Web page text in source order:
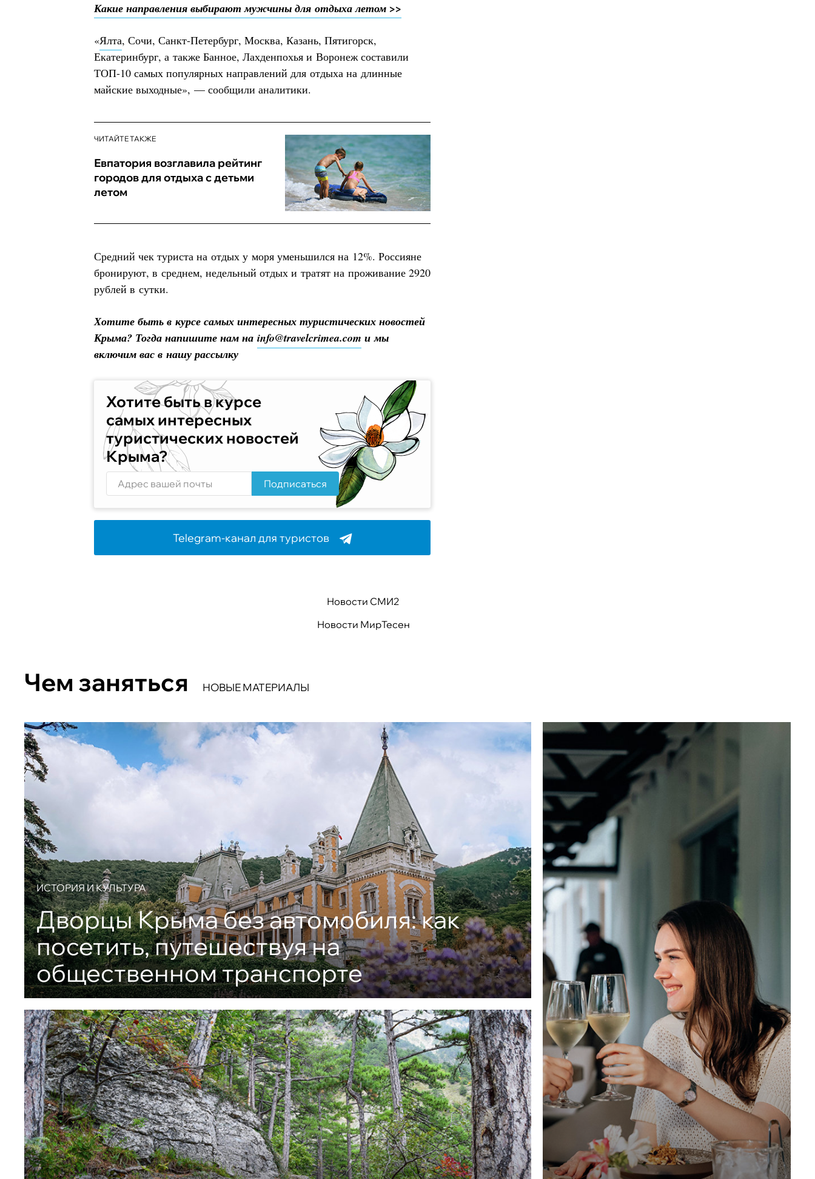
Какие направления выбирают мужчины для отдыха летом >>
«Ялта, Сочи, Санкт-Петербург, Москва, Казань, Пятигорск,
Екатеринбург, а также Банное, Лахденпохья и Воронеж составили
ТОП-10 самых популярных направлений для отдыха на длинные
майские выходные», — сообщили аналитики.
ЧИТАЙТЕ ТАКЖЕ
Евпатория возглавила рейтинг
городов для отдыха с детьми
летом
Средний чек туриста на отдых у моря уменьшился на 12%. Россияне
бронируют, в среднем, недельный отдых и тратят на проживание 2920
рублей в сутки.
Хотите быть в курсе самых интересных туристических новостей
Крыма? Тогда напишите нам на info@travelcrimea.com и мы
включим вас в нашу рассылку
Хотите быть в курсе
самых интересных
туристических новостей
Крыма?
Подписаться
Telegram-канал для туристов
Новости СМИ2
Новости МирТесен
Чем заняться НОВЫЕ МАТЕРИАЛЫ
ИСТОРИЯ И КУЛЬТУРА
Дворцы Крыма без автомобиля: как
посетить, путешествуя на
общественном транспорте